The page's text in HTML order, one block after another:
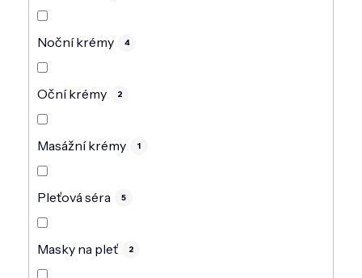
Noční krémy 4
Oční krémy 2
Masážní krémy 1
Pleťová séra 5
Masky na pleť 2